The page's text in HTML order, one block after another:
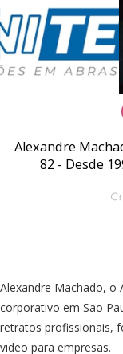
Alexandre
82 - Desde
Alexandre Machado,
corporativo em Sao
retratos profissionais,
video para empresas.